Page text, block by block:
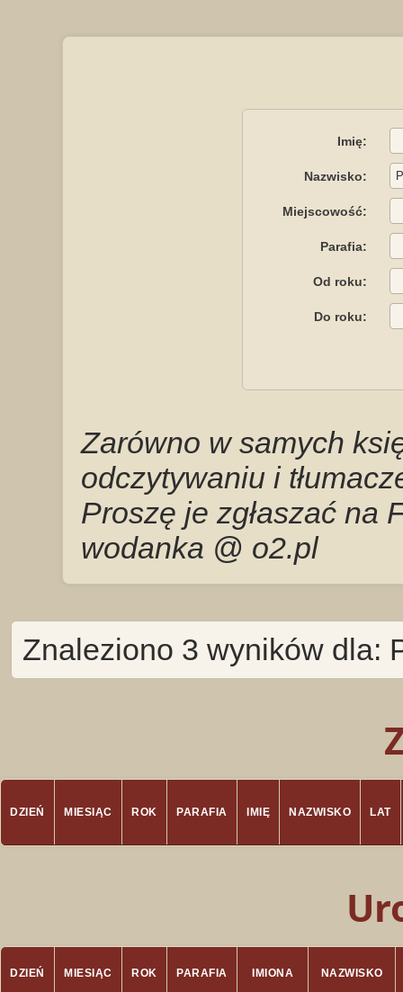
Imię:
Nazwisko:
Miejscowość:
Parafia:
Od roku:
Do roku:
Zarówno w samych
odczytywaniu i
Proszę je zgłaszać na
wodanka @ o2.pl
Znaleziono 3 wyników dla:
DZIEŃ MIESIĄC ROK PARAFIA IMIĘ NAZWISKO LAT
DZIEŃ MIESIĄC ROK PARAFIA IMIONA NAZWISKO